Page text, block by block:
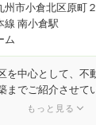
州市小倉北区原町
線 南小倉駅
ム
を中心として、不
までご紹介させて
、一生懸命お手伝
もっと見る